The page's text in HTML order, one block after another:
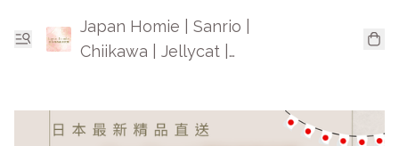
Japan Homie | Sanrio |
Chiikawa | Jellycat |